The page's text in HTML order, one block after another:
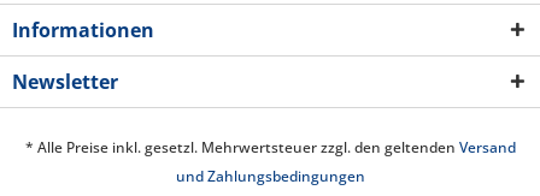
Informationen
Newsletter
* Alle Preise inkl. gesetzl. Mehrwertsteuer zzgl. den geltenden Versand
und Zahlungsbedingungen